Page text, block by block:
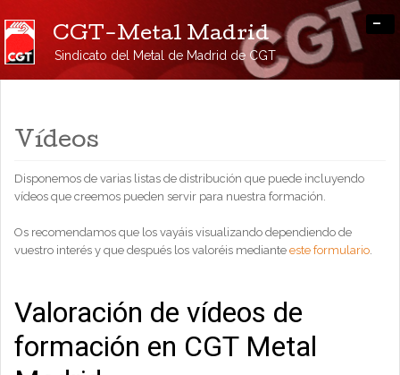
CGT-Metal Madrid
Sindicato del Metal de Madrid de CGT
-
Vídeos
Disponemos de varias listas de distribución que puede incluyendo
vídeos que creemos pueden servir para nuestra formación.
Os recomendamos que los vayáis visualizando dependiendo de
vuestro interés y que después los valoréis mediante este formulario.